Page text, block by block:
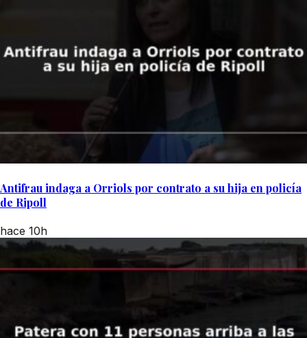
Antifrau indaga a Orriols por contrato a su hija en policía
de Ripoll
hace 10h